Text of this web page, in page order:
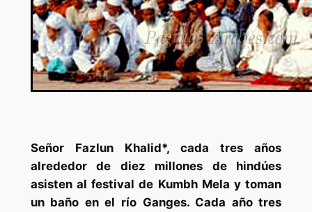
Señor Fazlun Khalid*, cada tres años
alrededor de diez millones de hindúes
asisten al festival de Kumbh Mela y toman
un baño en el río Ganges. Cada año tres